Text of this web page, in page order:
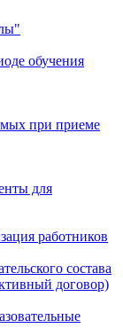
обучения
при приеме
для
работников
состава
договор)